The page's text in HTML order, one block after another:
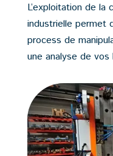
L’exploitation de la
industrielle permet
process de
une analyse de vos